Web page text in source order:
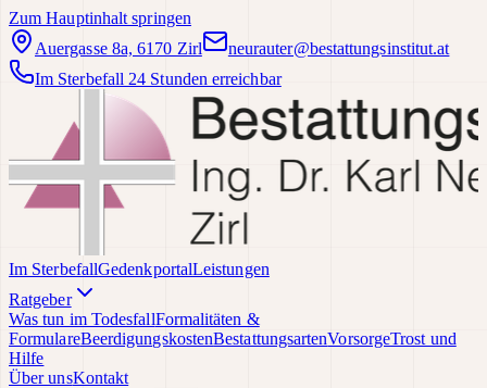
Zum Hauptinhalt springen
Auergasse 8a, 6170 Zirl
neurauter@bestattungsinstitut.at
Im Sterbefall 24 Stunden erreichbar
Im SterbefallGedenkportalLeistungen
Ratgeber
Was tun im TodesfallFormalitäten &
FormulareBeerdigungskostenBestattungsartenVorsorgeTrost und
Hilfe
Über unsKontakt